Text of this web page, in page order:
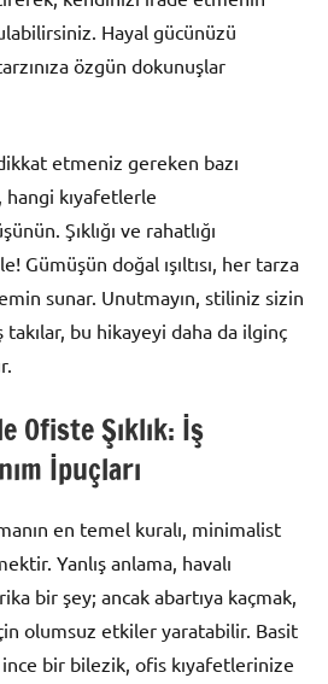
Hayal gücünüzü
özgün dokunuşlar
etmeniz gereken bazı
hangi kıyafetlerle
Şıklığı ve rahatlığı
Gümüşün doğal ışıltısı, her tarza
sunar. Unutmayın, stiliniz sizin
bu hikayeyi daha da ilginç
Ofiste Şıklık: İş
İpuçları
en temel kuralı, minimalist
Yanlış anlama, havalı
bir şey; ancak abartıya kaçmak,
olumsuz etkiler yaratabilir. Basit
bir bilezik, ofis kıyafetlerinize